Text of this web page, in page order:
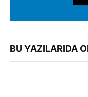
BU YAZILARIDA